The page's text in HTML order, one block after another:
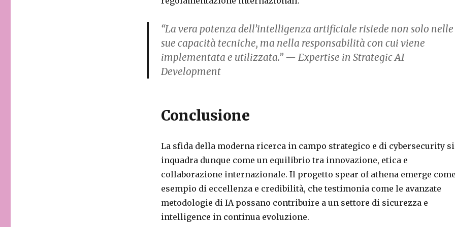
“La vera potenza dell’intelligenza artificiale risiede non solo nelle
sue capacità tecniche, ma nella responsabilità con cui viene
implementata e utilizzata.” — Expertise in Strategic AI
Development
Conclusione
La sfida della moderna ricerca in campo strategico e di cybersecurity si
inquadra dunque come un equilibrio tra innovazione, etica e
collaborazione internazionale. Il progetto spear of athena emerge
esempio di eccellenza e credibilità, che testimonia come le avanzate
metodologie di IA possano contribuire a un settore di sicurezza e
intelligence in continua evoluzione.